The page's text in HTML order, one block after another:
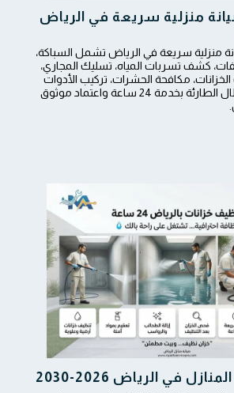
منزلية سريعة في الرياض
صيانة منزلية سريعة في الرياض تشمل السباكة،
كشف تسربات المياه، تسليك المجاري،
مكافحة الحشرات، تركيب الأدوات
الصحية، وصيانة الأعطال الطارئة بخدمة 24 ساعة واعتماد موثوق
في الرياض 2026-2030